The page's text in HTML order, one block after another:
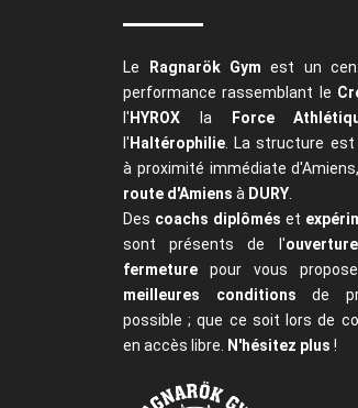
Le Ragnarök Gym est un
performance rassemblant le
l' HYROX la Force
l' Haltérophilie. La structure est
à proximité immédiate
route d'Amiens à DURY.
Des coachs diplômés et
sont présents de l'
fermeture pour vous
meilleures conditions de
possible ; que ce soit lors de
en accès libre. N'hésitez plus !